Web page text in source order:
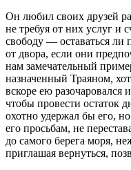
Он любил своих друзей
не требуя от них услуг и
свободу — оставаться ли
от двора, если они
нам замечательный
назначенный Траяном,
вскоре ею разочаровался
чтобы провести остаток
охотно удержал бы его,
его просьбам, не
до самого берега моря,
приглашая вернуться,